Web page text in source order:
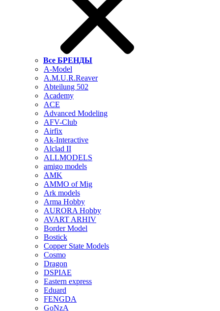
Все БРЕНДЫ
A-Model
A.M.U.R.Reaver
Abteilung 502
Academy
ACE
Advanced Modeling
AFV-Club
Airfix
Ak-Interactive
Alclad II
ALLMODELS
amigo models
AMK
AMMO of Mig
Ark models
Arma Hobby
AURORA Hobby
AVART ARHIV
Border Model
Bostick
Copper State Models
Cosmo
Dragon
DSPIAE
Eastern express
Eduard
FENGDA
GoNzA